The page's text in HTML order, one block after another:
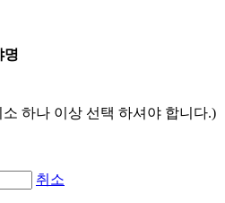
명
하나 이상 선택 하셔야 합니다.)
취소